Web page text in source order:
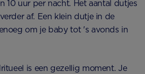
10 uur per nacht. Het aantal dutjes
af. Een klein dutje in de
om je baby tot 's avonds in
is een gezellig moment. Je